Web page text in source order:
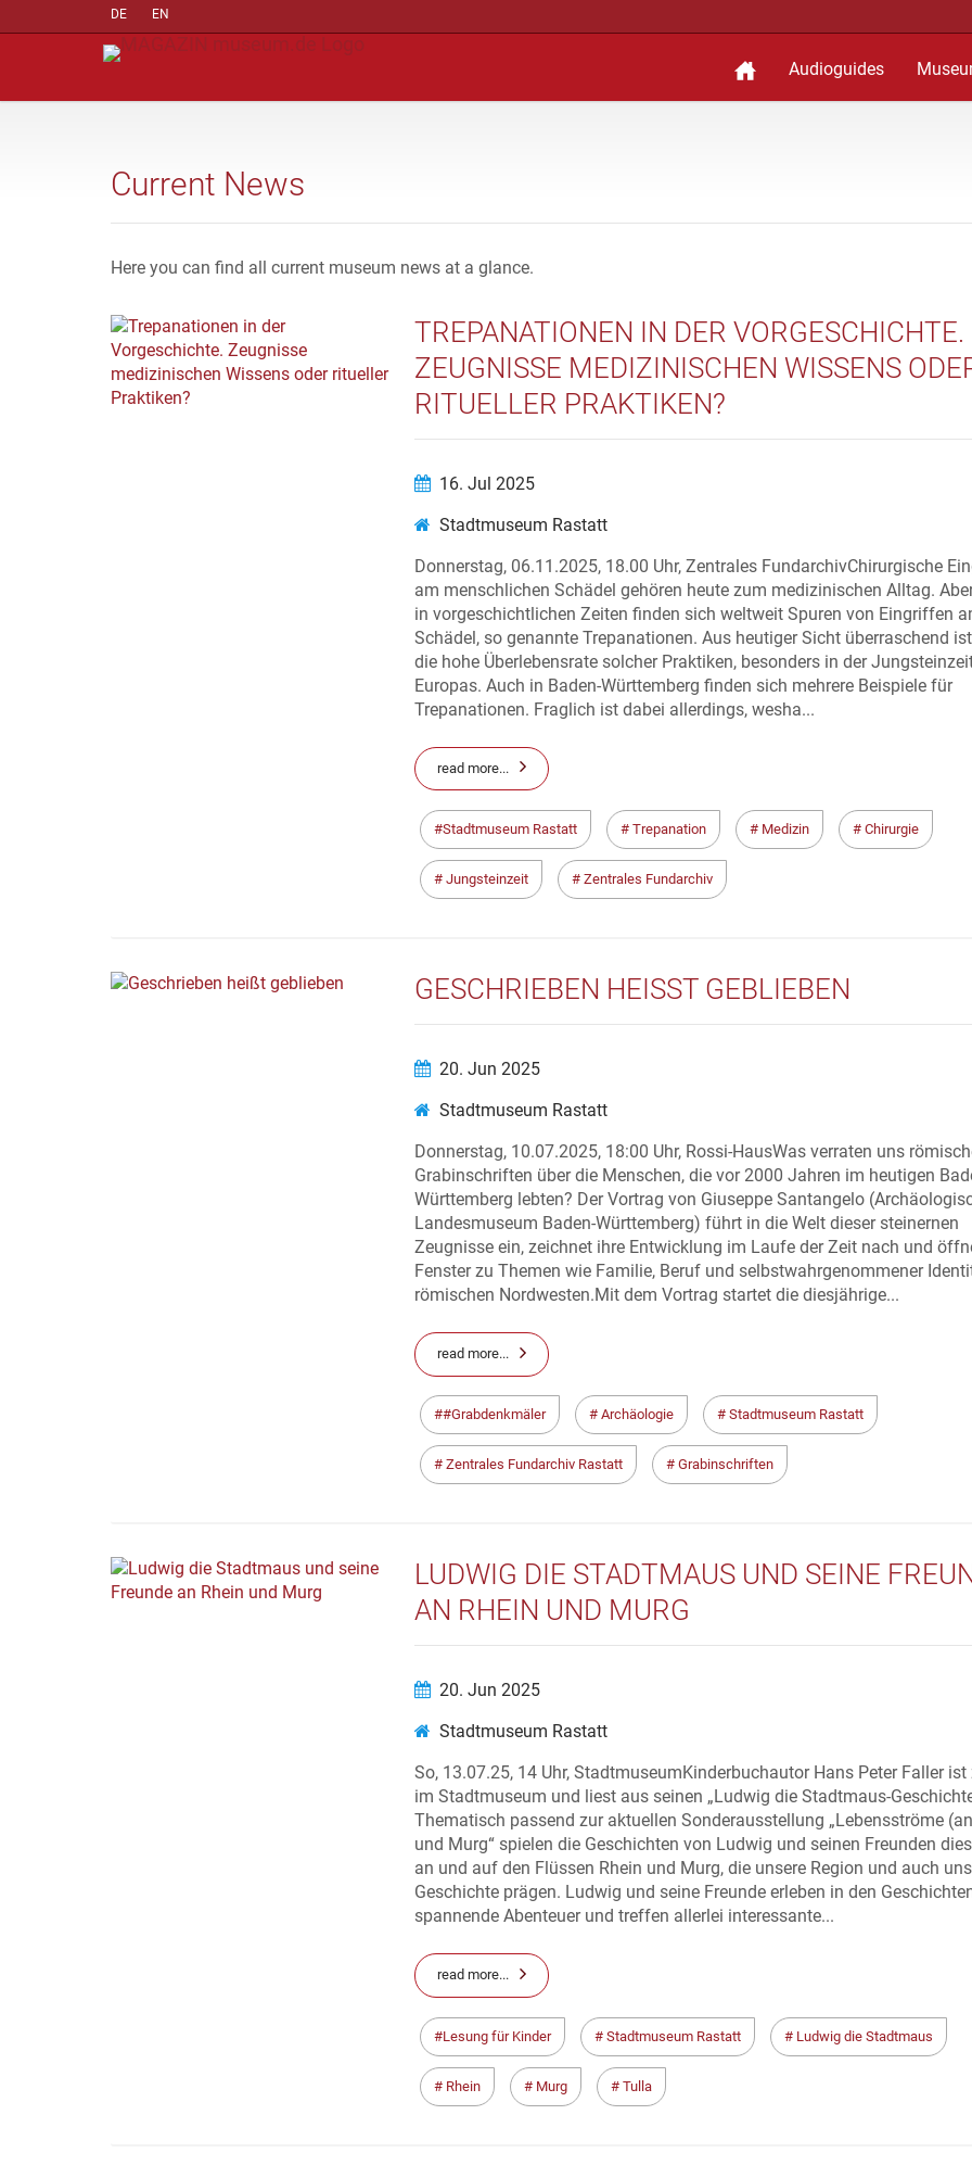
DE EN
Audioguides
Current News
Here you can find all current museum news at a glance.
TREPANATIONEN IN DER VORGESCHICHTE.
ZEUGNISSE MEDIZINISCHEN WISSENS
RITUELLER PRAKTIKEN?
16. Jul 2025
Stadtmuseum Rastatt
Donnerstag, 06.11.2025, 18.00 Uhr, Zentrales FundarchivChirurgische
am menschlichen Schädel gehören heute zum medizinischen Alltag.
in vorgeschichtlichen Zeiten finden sich weltweit Spuren von Eingriffen
Schädel, so genannte Trepanationen. Aus heutiger Sicht überraschend
die hohe Überlebensrate solcher Praktiken, besonders in der
Europas. Auch in Baden-Württemberg finden sich mehrere Beispiele für
Trepanationen. Fraglich ist dabei allerdings, wesha...
read more...
Stadtmuseum Rastatt Trepanation Medizin Chirurgie
Jungsteinzeit Zentrales Fundarchiv
GESCHRIEBEN HEISST GEBLIEBEN
20. Jun 2025
Stadtmuseum Rastatt
Donnerstag, 10.07.2025, 18:00 Uhr, Rossi-HausWas verraten uns
Grabinschriften über die Menschen, die vor 2000 Jahren im heutigen
Württemberg lebten? Der Vortrag von Giuseppe Santangelo
Landesmuseum Baden-Württemberg) führt in die Welt dieser steinernen
Zeugnisse ein, zeichnet ihre Entwicklung im Laufe der Zeit nach und
Fenster zu Themen wie Familie, Beruf und selbstwahrgenommener
römischen Nordwesten.Mit dem Vortrag startet die diesjährige...
read more...
#Grabdenkmäler Archäologie Stadtmuseum Rastatt
Zentrales Fundarchiv Rastatt Grabinschriften
LUDWIG DIE STADTMAUS UND SEINE
AN RHEIN UND MURG
20. Jun 2025
Stadtmuseum Rastatt
So, 13.07.25, 14 Uhr, StadtmuseumKinderbuchautor Hans Peter Faller ist
im Stadtmuseum und liest aus seinen „Ludwig die Stadtmaus-
Thematisch passend zur aktuellen Sonderausstellung „Lebensströme
und Murg“ spielen die Geschichten von Ludwig und seinen Freunden
an und auf den Flüssen Rhein und Murg, die unsere Region und auch
Geschichte prägen. Ludwig und seine Freunde erleben in den
spannende Abenteuer und treffen allerlei interessante...
read more...
Lesung für Kinder Stadtmuseum Rastatt Ludwig die Stadtmaus
Rhein Murg Tulla